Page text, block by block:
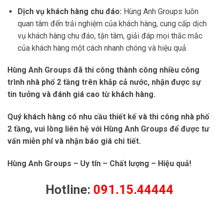
Dịch vụ khách hàng chu đáo: Hùng Anh Groups luôn
quan tâm đến trải nghiệm của khách hàng, cung cấp dịch
vụ khách hàng chu đáo, tận tâm, giải đáp mọi thắc mắc
của khách hàng một cách nhanh chóng và hiệu quả.
Hùng Anh Groups đã thi công thành công nhiều công
trình nhà phố 2 tầng trên khắp cả nước, nhận được sự
tin tưởng và đánh giá cao từ khách hàng.
Quý khách hàng có nhu cầu thiết kế và thi công nhà phố
2 tầng, vui lòng liên hệ với Hùng Anh Groups để được tư
vấn miễn phí và nhận báo giá chi tiết.
Hùng Anh Groups – Uy tín – Chất lượng – Hiệu quả!
Hotline: 091.15.44444